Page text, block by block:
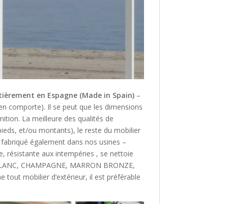
en Espagne (Made in Spain) –
comporte). Il se peut que les dimensions
La meilleure des qualités de
et/ou montants), le reste du mobilier
également dans nos usines –
résistante aux intempéries , se nettoie
CHAMPAGNE, MARRON BRONZE,
tout mobilier d’extérieur, il est préférable